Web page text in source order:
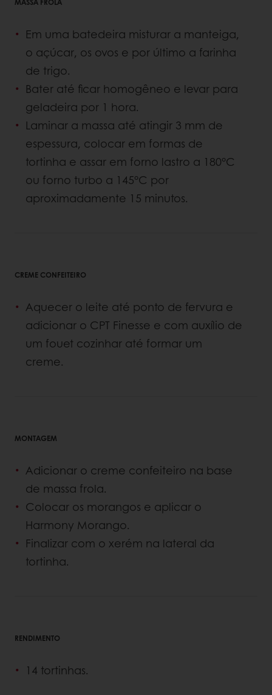
Em uma batedeira misturar a manteiga,
o açúcar, os ovos e por último a farinha
de trigo.
Bater até ficar homogêneo e levar para
geladeira por 1 hora.
Laminar a massa até atingir 3 mm de
espessura, colocar em formas de
tortinha e assar em forno lastro a 180°C
ou forno turbo a 145°C por
aproximadamente 15 minutos.
CREME CONFEITEIRO
Aquecer o leite até ponto de fervura e
adicionar o CPT Finesse e com auxílio de
um fouet cozinhar até formar um
creme.
MONTAGEM
Adicionar o creme confeiteiro na base
de massa frola.
Colocar os morangos e aplicar o
Harmony Morango.
Finalizar com o xerém na lateral da
tortinha.
RENDIMENTO
14 tortinhas.